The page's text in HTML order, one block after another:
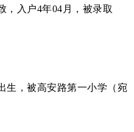
，入户4年04月，被录取
生，被高安路第一小学（宛